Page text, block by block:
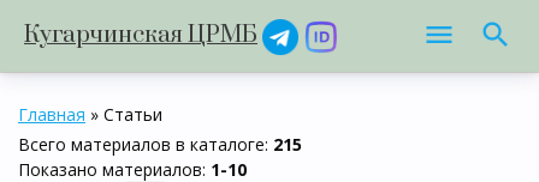
Кугарчинская ЦРМБ
Главная » Статьи
Всего материалов в каталоге: 215
Показано материалов: 1-10